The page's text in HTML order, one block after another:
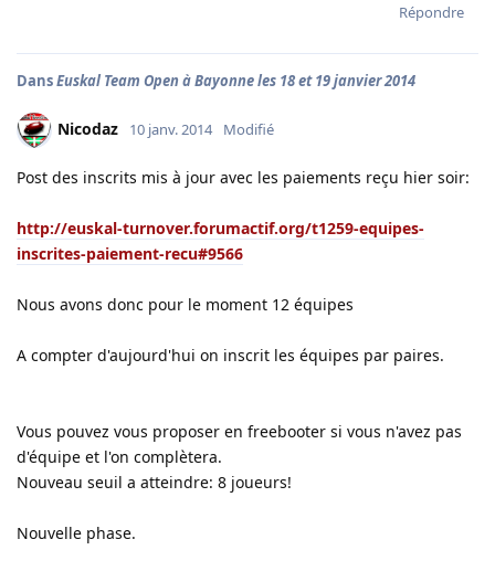
Répondre
DansEuskal Team Open à Bayonne les 18 et 19 janvier 2014
Nicodaz 10 janv. 2014 Modifié
Post des inscrits mis à jour avec les paiements reçu hier soir:
http://euskal-turnover.forumactif.org/t1259-equipes-
inscrites-paiement-recu#9566
Nous avons donc pour le moment 12 équipes
A compter d'aujourd'hui on inscrit les équipes par paires.
Vous pouvez vous proposer en freebooter si vous n'avez pas
d'équipe et l'on complètera.
Nouveau seuil a atteindre: 8 joueurs!
Nouvelle phase.